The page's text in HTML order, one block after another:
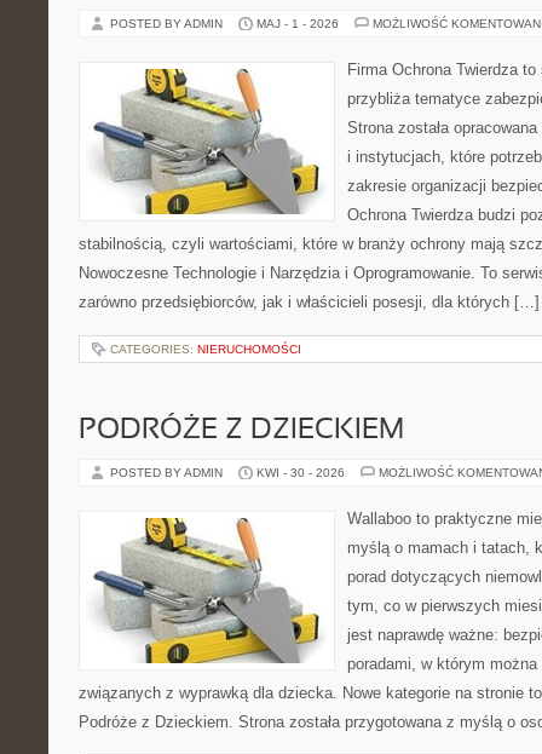
POSTED BY ADMIN MAJ - 1 - 2026 MOŻLIWOŚĆ
Firma Ochrona Twierdza
przybliża tematyce
Strona została
i instytucjach, które
zakresie organizacji
Ochrona Twierdza budzi
stabilnością, czyli wartościami, które w branży ochrony mają
Nowoczesne Technologie i Narzędzia i Oprogramowanie. To
zarówno przedsiębiorców, jak i właścicieli posesji, dla których […]
CATEGORIES: NIERUCHOMOŚCI
PODRÓŻE Z DZIECKIEM
POSTED BY ADMIN KWI - 30 - 2026 MOŻLIWOŚĆ
Wallaboo to praktyczne
myślą o mamach i tatach,
porad dotyczących
tym, co w pierwszych
jest naprawdę ważne:
poradami, w którym
związanych z wyprawką dla dziecka. Nowe kategorie na stronie
Podróże z Dzieckiem. Strona została przygotowana z myślą o